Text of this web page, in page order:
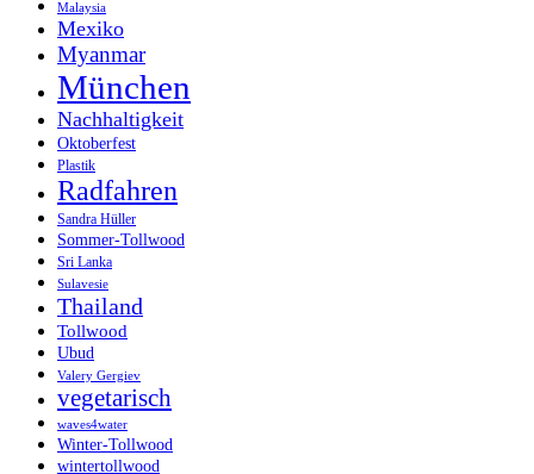
Malaysia
Mexiko
Myanmar
München
Nachhaltigkeit
Oktoberfest
Plastik
Radfahren
Sandra Hüller
Sommer-Tollwood
Sri Lanka
Sulavesie
Thailand
Tollwood
Ubud
Valery Gergiev
vegetarisch
waves4water
Winter-Tollwood
wintertollwood